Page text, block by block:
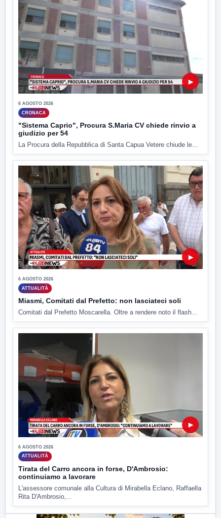
▶
6 AGOSTO 2026
CRONACA
"Sistema Caprio", Procura S.Maria CV chiede rinvio a
giudizio per 54
La Procura della Repubblica di Santa Capua Vetere chiude le...
▶
6 AGOSTO 2026
ATTUALITÀ
Miasmi, Comitati dal Prefetto: non lasciateci soli
Comitati dal Prefetto Moscarella. Oltre a rendere noto il flash...
▶
6 AGOSTO 2026
ATTUALITÀ
Tirata del Carro ancora in forse, D'Ambrosio:
continuiamo a lavorare
L'assessore comunale alla Cultura di Mirabella Eclano, Raffaella
Rita D'Ambrosio,...